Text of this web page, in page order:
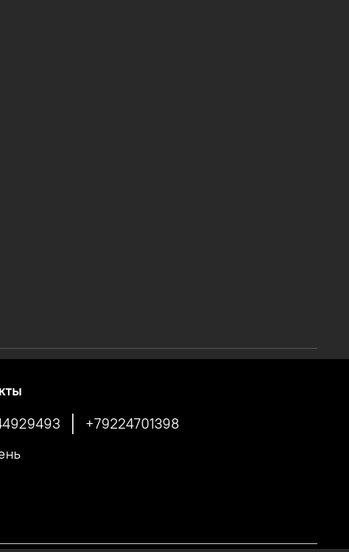
+79224701398